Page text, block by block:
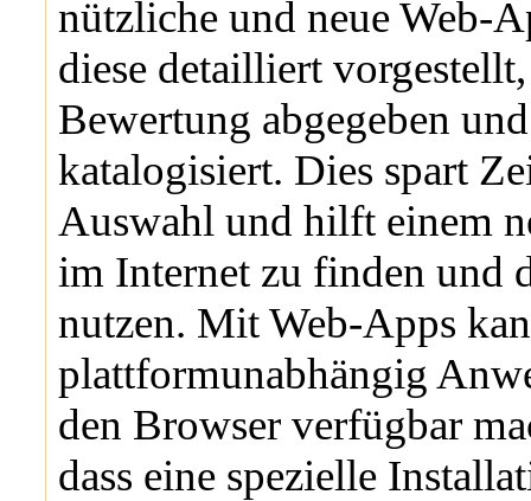
nützliche und neue Web-
diese detailliert
Bewertung abgegeben
katalogisiert. Dies spart
Auswahl und hilft einem
im Internet zu finden und
nutzen. Mit Web-Apps
plattformunabhängig
den Browser verfügbar
dass eine spezielle